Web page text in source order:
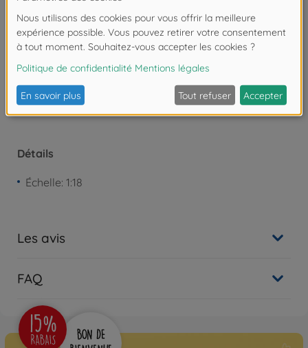
Attention !Ne convient pas aux enfants de
moins de 3 ans. Risque d'asphyxie lié à la
Détails
Échelle: 1:18
Les avis
FAQ